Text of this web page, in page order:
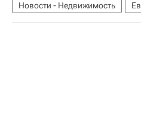
Новости - Недвижимость
Оборонсервис